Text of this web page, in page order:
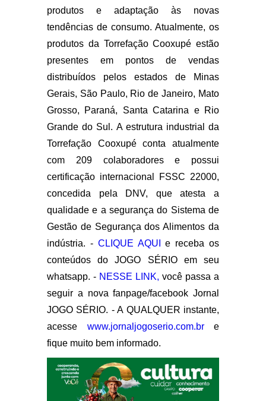
produtos e adaptação às novas
tendências de consumo. Atualmente, os
produtos da Torrefação Cooxupé estão
presentes em pontos de vendas
distribuídos pelos estados de Minas
Gerais, São Paulo, Rio de Janeiro, Mato
Grosso, Paraná, Santa Catarina e Rio
Grande do Sul. A estrutura industrial da
Torrefação Cooxupé conta atualmente
com 209 colaboradores e possui
certificação internacional FSSC 22000,
concedida pela DNV, que atesta a
qualidade e a segurança do Sistema de
Gestão de Segurança dos Alimentos da
indústria. - CLIQUE AQUI
e receba os
conteúdos do JOGO SÉRIO em seu
whatsapp. - NESSE LINK, você passa a
seguir a nova fanpage/facebook Jornal
JOGO SÉRIO. - A QUALQUER instante,
acesse www.jornaljogoserio.com.bre
fique muito bem informado.